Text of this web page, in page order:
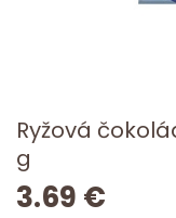
Ryžová
g
3.69 €